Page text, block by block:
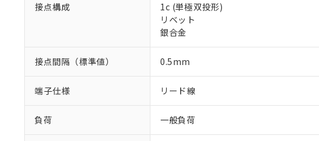
接点構成
1c (単極双投形)
リベット
銀合金
接点間隔（標準値） 0.5mm
端子仕様 リード線
負荷 一般負荷